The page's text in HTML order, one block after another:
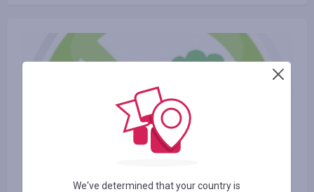
We've determined that your country is